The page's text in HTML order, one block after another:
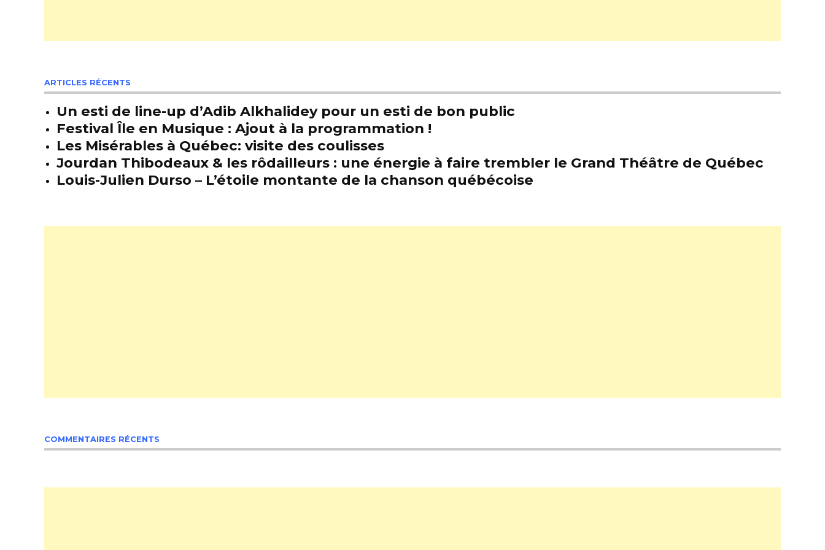
ARTICLES RÉCENTS
Un esti de line-up d’Adib Alkhalidey pour un esti de bon public
Festival Île en Musique : Ajout à la programmation !
Les Misérables à Québec: visite des coulisses
Jourdan Thibodeaux & les rôdailleurs : une énergie à faire trembler le Grand Théâtre de Québec
Louis-Julien Durso – L’étoile montante de la chanson québécoise
COMMENTAIRES RÉCENTS